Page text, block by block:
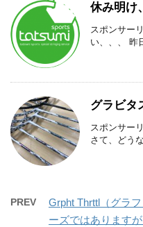
休み明け
スポンサー
い、、、 昨
グラビタ
スポンサー
さて、どう
PREV
Grpht Thrttl（グラ
ーズではあります